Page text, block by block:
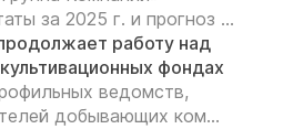
за 2025 г. и прогноз ...
работу над
фондах
ведомств,
добывающих ком...